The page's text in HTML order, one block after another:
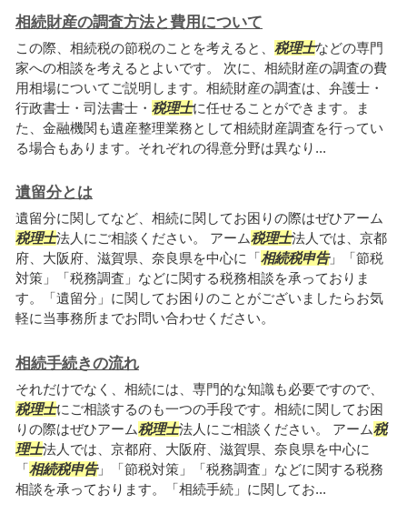
相続財産の調査方法と費用について
この際、相続税の節税のことを考えると、 税理士などの専門
家への相談を考えるとよいです。 次に、相続財産の調査の費
用相場についてご説明します。相続財産の調査は、弁護士・
行政書士・司法書士・ 税理士に任せることができます。ま
た、金融機関も遺産整理業務として相続財産調査を行ってい
る場合もあります。それぞれの得意分野は異なり...
遺留分とは
遺留分に関してなど、相続に関してお困りの際はぜひアーム
税理士法人にご相談ください。 アーム税理士法人では、京都
府、大阪府、滋賀県、奈良県を中心に「相続税申告」「節税
対策」「税務調査」などに関する税務相談を承っておりま
す。「遺留分」に関してお困りのことがございましたらお気
軽に当事務所までお問い合わせください。
相続手続きの流れ
それだけでなく、相続には、専門的な知識も必要ですので、
税理士にご相談するのも一つの手段です。相続に関してお困
りの際はぜひアーム税理士法人にご相談ください。 アーム税
理士法人では、京都府、大阪府、滋賀県、奈良県を中心に
「相続税申告」「節税対策」「税務調査」などに関する税務
相談を承っております。「相続手続」に関してお...